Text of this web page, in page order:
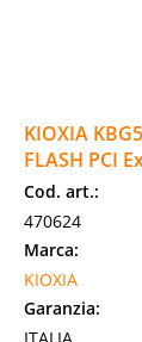
KIOXIA
FLASH PCI
Cod. art.:
470624
Marca:
KIOXIA
Garanzia: